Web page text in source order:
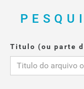
Titulo (ou parte